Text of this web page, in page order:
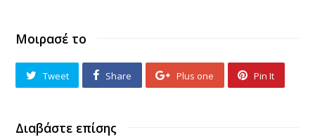
Μοιρασέ το
Tweet Share Plus one Pin It
Διαβάστε επίσης